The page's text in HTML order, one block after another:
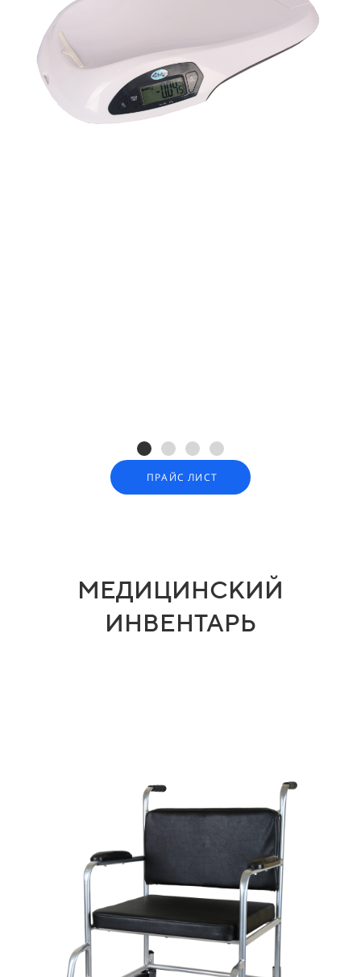
ПРАЙС ЛИСТ
МЕДИЦИНСКИЙ
ИНВЕНТАРЬ